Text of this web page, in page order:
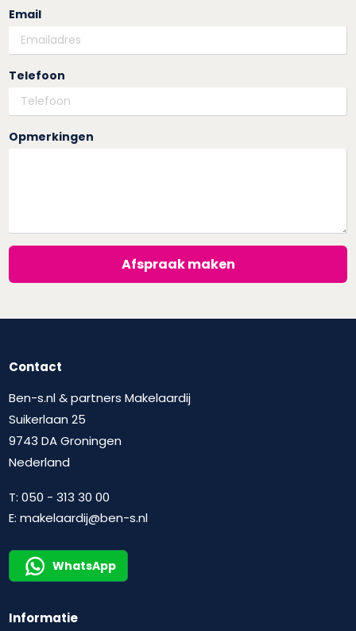
Email
Telefoon
Opmerkingen
Afspraak maken
Contact
Ben-s.nl & partners Makelaardij
Suikerlaan 25
9743 DA Groningen
Nederland
T:050 - 313 30 00
E:makelaardij@ben-s.nl
WhatsApp
Informatie